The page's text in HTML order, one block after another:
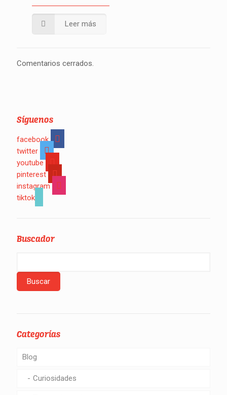
Leer más
Comentarios cerrados.
Síguenos
facebook
twitter
youtube
pinterest
instagram
tiktok
Buscador
Categorías
Blog
Curiosidades